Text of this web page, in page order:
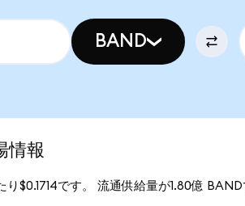
BAND
報
$0.1714です。 流通供給量が1.80億